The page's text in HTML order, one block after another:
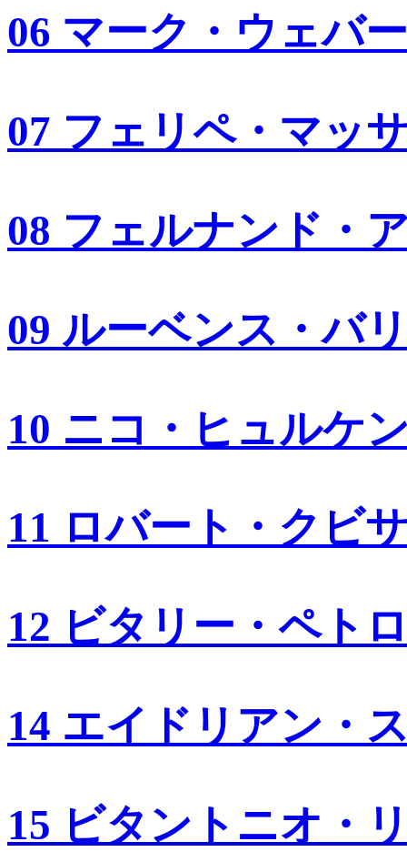
06 マーク・ウェバー
07 フェリペ・マッ
08 フェルナンド・
09 ルーベンス・バ
10 ニコ・ヒュルケ
11 ロバート・クビ
12 ビタリー・ペト
14 エイドリアン・
15 ビタントニオ・